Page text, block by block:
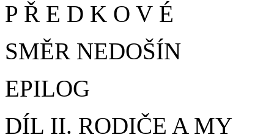
P Ř E D K O V É
SMĚR NEDOŠÍN
EPILOG
DÍL II. RODIČE A MY